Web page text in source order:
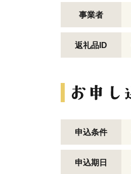
事業者
返礼品ID
申込条件
申込期日